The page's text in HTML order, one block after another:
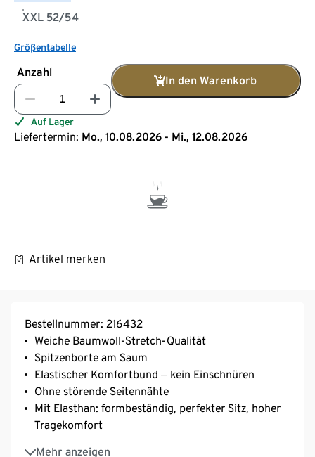
XXL 52/54
Größentabelle
Anzahl
In den Warenkorb
Auf Lager
Liefertermin: Mo., 10.08.2026 - Mi., 12.08.2026
Artikel merken
Bestellnummer: 216432
Weiche Baumwoll-Stretch-Qualität
Spitzenborte am Saum
Elastischer Komfortbund ‒ kein Einschnüren
Ohne störende Seitennähte
Mit Elasthan: formbeständig, perfekter Sitz, hoher
Tragekomfort
Mehr anzeigen
GOTS organic – in conversion, zertifiziert durch CU